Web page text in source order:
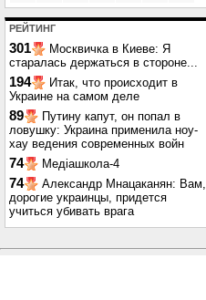
РЕЙТИНГ
301
Москвичка в Киеве: Я
старалась держаться в стороне...
194
Итак, что происходит в
Украине на самом деле
89
Путину капут, он попал в
ловушку: Украина применила ноу-
хау ведения современных войн
74 Медіашкола-4
74
Александр Мнацаканян: Вам,
дорогие украинцы, придется
учиться убивать врага